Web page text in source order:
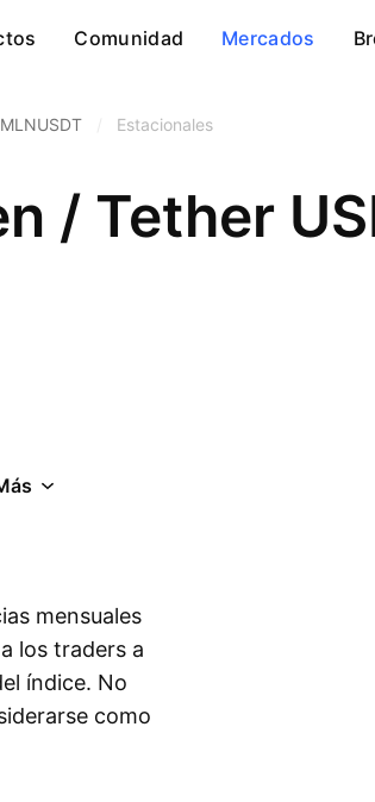
Comunidad Mercados
MLNUSDT Estacionales
/ Tether
mensuales
los traders a
índice. No
como